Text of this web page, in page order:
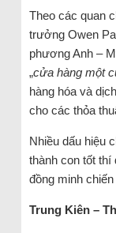
Theo các quan
trưởng Owen
phương Anh –
„cửa hàng một
hàng hóa và
cho các thỏa
Nhiều dấu hiệu
thành con tốt
đồng minh
Trung Kiên –